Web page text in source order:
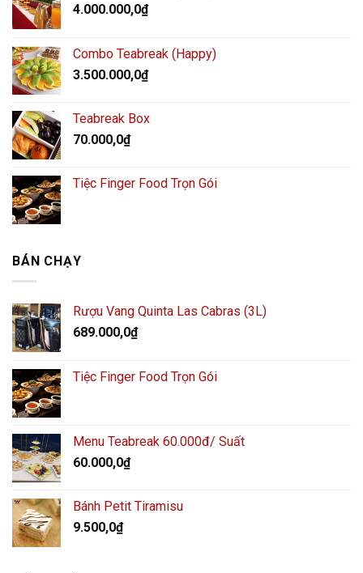
4.000.000,0₫
Combo Teabreak (Happy)
3.500.000,0₫
Teabreak Box
70.000,0₫
Tiệc Finger Food Trọn Gói
BÁN CHẠY
Rượu Vang Quinta Las Cabras (3L)
689.000,0₫
Tiệc Finger Food Trọn Gói
Menu Teabreak 60.000đ/ Suất
60.000,0₫
Bánh Petit Tiramisu
9.500,0₫